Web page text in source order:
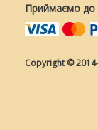
Приймаємо до
Copyright ©